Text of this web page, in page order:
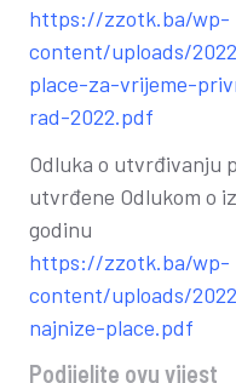
https://zzotk.ba/wp-
content/uploads/
place-za-vrijeme-
rad-2022.pdf
Odluka o utvrđivanju
utvrđene Odlukom o
godinu
https://zzotk.ba/wp-
content/uploads/
najnize-place.pdf
Podijelite ovu vijest